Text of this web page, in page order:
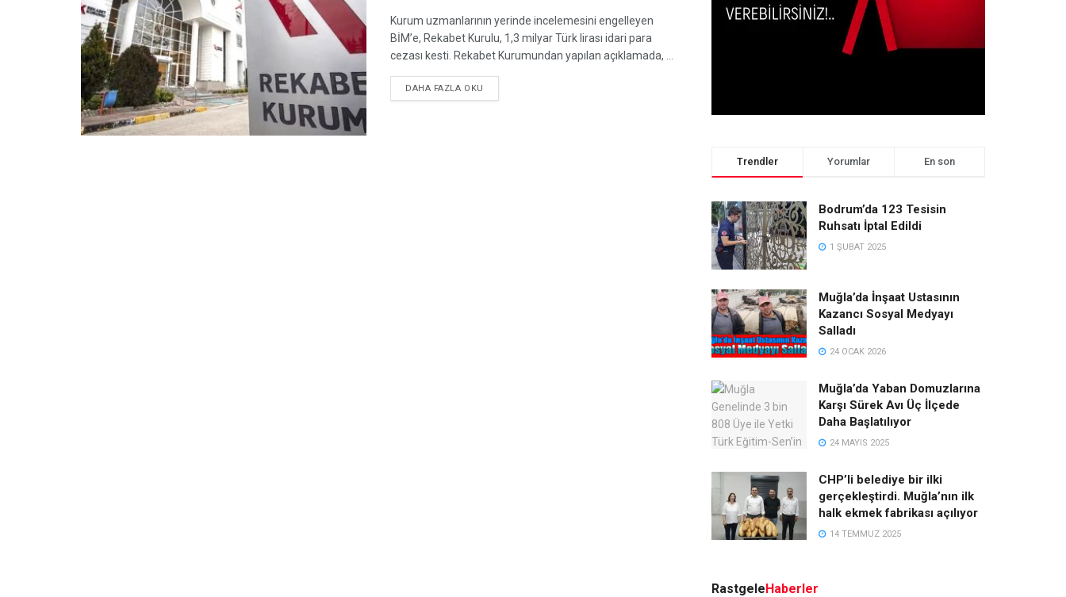
Kurum uzmanlarının yerinde incelemesini engelleyen
BİM’e, Rekabet Kurulu, 1,3 milyar Türk lirası idari para
cezası kesti. Rekabet Kurumundan yapılan açıklamada, ...
DAHA FAZLA OKU
Trendler Yorumlar En son
Bodrum’da 123 Tesisin
Ruhsatı İptal Edildi
1 ŞUBAT 2025
Muğla’da İnşaat Ustasının
Kazancı Sosyal Medyayı
Salladı
24 OCAK 2026
Muğla’da Yaban Domuzlarına
Karşı Sürek Avı Üç İlçede
Daha Başlatılıyor
24 MAYIS 2025
CHP’li belediye bir ilki
gerçekleştirdi. Muğla’nın ilk
halk ekmek fabrikası açılıyor
14 TEMMUZ 2025
RastgeleHaberler